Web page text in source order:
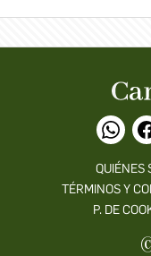
QUIÉNES
TÉRMINOS Y
P. DE